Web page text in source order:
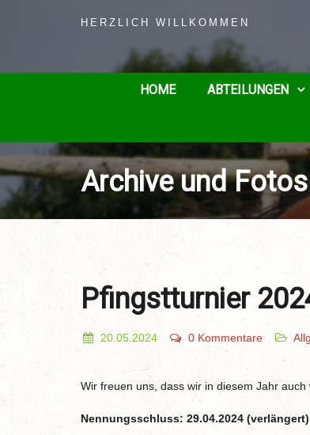
HERZLICH WILLKOMMEN
HOME ABTEILUNGEN
Archive und Fotos
Pfingstturnier
20.05.2024 0 Kommentare
Wir freuen uns, dass wir in diesem Jahr
Nennungsschluss: 29.04.2024 (verlängert)